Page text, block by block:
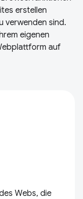
erstellen
verwenden sind.
eigenen
auf
Webs, die